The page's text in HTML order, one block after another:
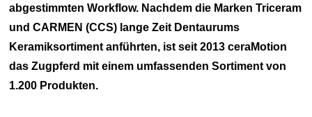
abgestimmten Workflow. Nachdem die Marken Triceram
und CARMEN (CCS) lange Zeit Dentaurums
Keramiksortiment anführten, ist seit 2013 ceraMotion
das Zugpferd mit einem umfassenden Sortiment von
1.200 Produkten.